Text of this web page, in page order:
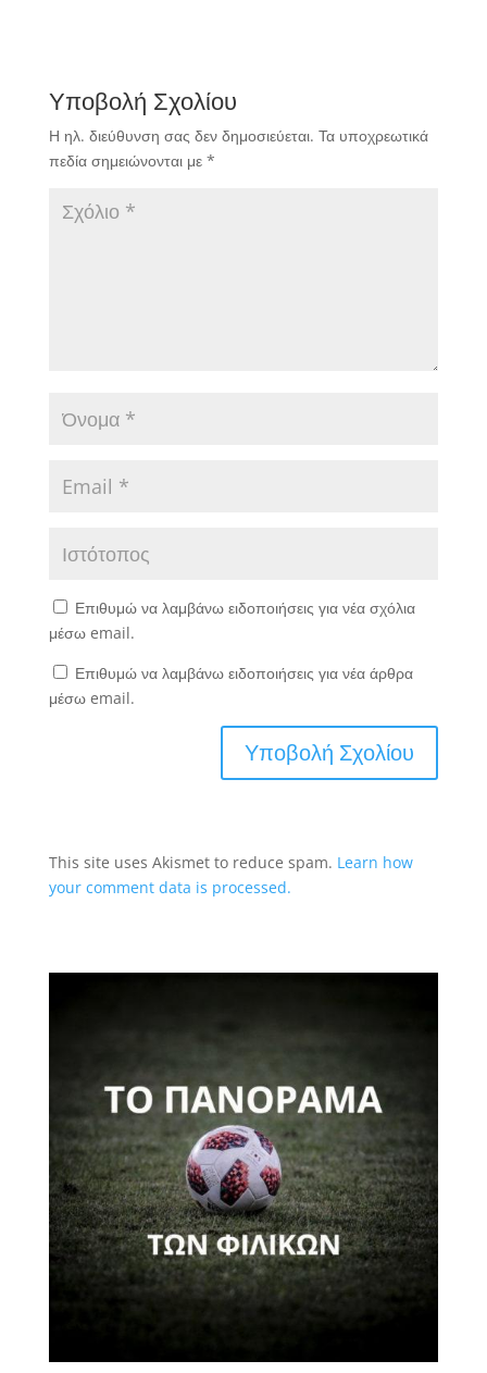
Υποβολή Σχολίου
Η ηλ. διεύθυνση σας δεν δημοσιεύεται. Τα υποχρεωτικά
πεδία σημειώνονται με *
Επιθυμώ να λαμβάνω ειδοποιήσεις για νέα σχόλια
μέσω email.
Επιθυμώ να λαμβάνω ειδοποιήσεις για νέα άρθρα
μέσω email.
This site uses Akismet to reduce spam. Learn how
your comment data is processed.